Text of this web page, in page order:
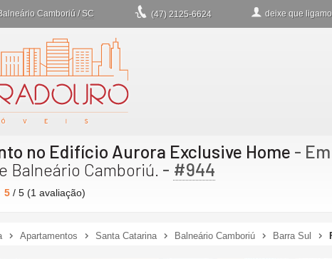
Camboriú / SC (47) 2125-6624 deixe que
no Edifício Aurora Exclusive Home -
Balneário Camboriú. - #944
5 / 5 (1 avaliação)
Apartamentos Santa Catarina Balneário Camboriú Barra Sul